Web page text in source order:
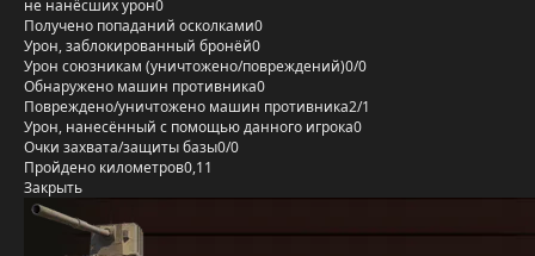
не нанёсших урон0
Получено попаданий осколками0
Урон, заблокированный бронёй0
Урон союзникам (уничтожено/повреждений)0/0
Обнаружено машин противника0
Повреждено/уничтожено машин противника2/1
Урон, нанесённый с помощью данного игрока0
Очки захвата/защиты базы0/0
Пройдено километров0,11
Закрыть